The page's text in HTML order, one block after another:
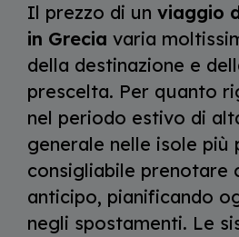
Il prezzo di un viaggio
in Grecia varia
della destinazione e
prescelta. Per quanto
nel periodo estivo di
generale nelle isole più
consigliabile prenotare
anticipo, pianificando
negli spostamenti. Le